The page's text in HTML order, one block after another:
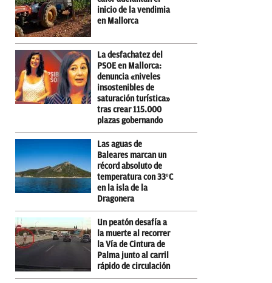
inicio de la vendimia
en Mallorca
La desfachatez del
PSOE en Mallorca:
denuncia «niveles
insostenibles de
saturación turística»
tras crear 115.000
plazas gobernando
Las aguas de
Baleares marcan un
récord absoluto de
temperatura con 33ºC
en la isla de la
Dragonera
Un peatón desafía a
la muerte al recorrer
la Vía de Cintura de
Palma junto al carril
rápido de circulación